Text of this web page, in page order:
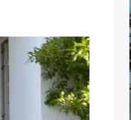
Media Partner 2019 –
Maritimafrica Awards